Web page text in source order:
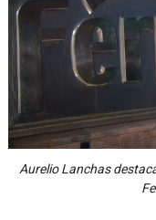
Aurelio Lanchas